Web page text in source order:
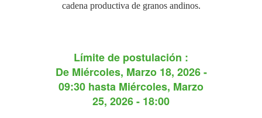
cadena productiva de granos andinos.
Límite de postulación :
De Miércoles, Marzo 18, 2026 -
09:30 hasta Miércoles, Marzo
25, 2026 - 18:00